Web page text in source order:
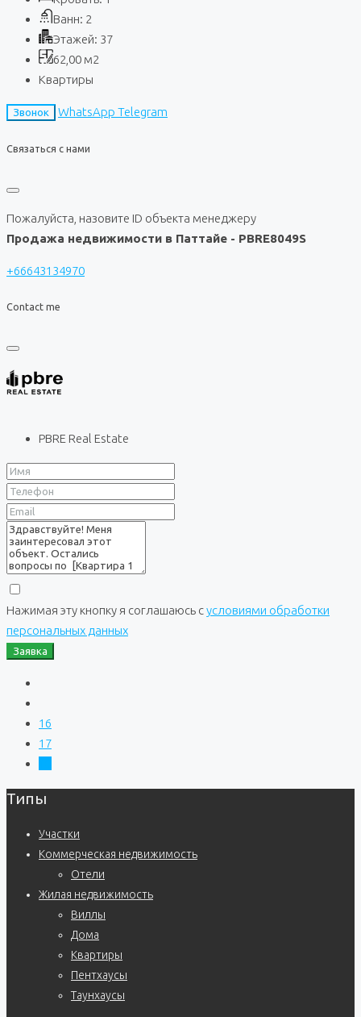
Ванн: 2
Этажей: 37
62,00 м2
Квартиры
Звонок WhatsApp Telegram
Связаться с нами
Пожалуйста, назовите ID объекта менеджеру
Продажа недвижимости в Паттайе - PBRE8049S
+66643134970
Contact me
PBRE Real Estate
Нажимая эту кнопку я соглашаюсь сусловиями обработки
персональных данных
Заявка
16
17
Типы
Участки
Коммерческая недвижимость
Отели
Жилая недвижимость
Виллы
Дома
Квартиры
Пентхаусы
Таунхаусы